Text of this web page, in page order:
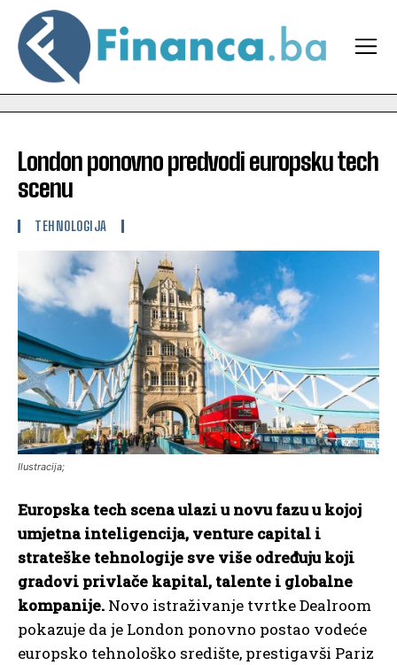
London ponovno predvodi europsku tech
scenu
TEHNOLOGIJA
Ilustracija;
Europska tech scena ulazi u novu fazu u kojoj
umjetna inteligencija, venture capital i
strateške tehnologije sve više određuju koji
gradovi privlače kapital, talente i globalne
kompanije. Novo istraživanje tvrtke Dealroom
pokazuje da je London ponovno postao vodeće
europsko tehnološko središte, prestigavši Pariz